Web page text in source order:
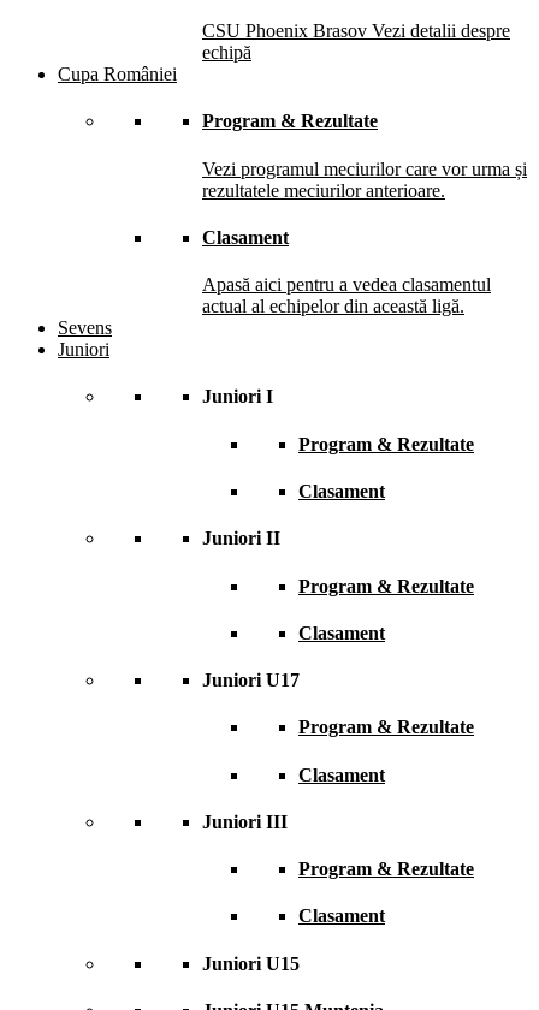
CSU Phoenix Brasov Vezi detalii despre
echipă
Cupa României
Program & Rezultate
Vezi programul meciurilor care vor urma și
rezultatele meciurilor anterioare.
Clasament
Apasă aici pentru a vedea clasamentul
actual al echipelor din această ligă.
Sevens
Juniori
Juniori I
Program & Rezultate
Clasament
Juniori II
Program & Rezultate
Clasament
Juniori U17
Program & Rezultate
Clasament
Juniori III
Program & Rezultate
Clasament
Juniori U15